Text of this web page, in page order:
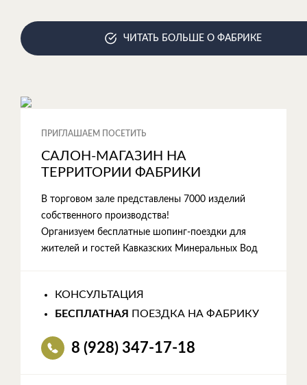
ЧИТАТЬ БОЛЬШЕ О ФАБРИКЕ
ПРИГЛАШАЕМ ПОСЕТИТЬ
САЛОН-МАГАЗИН НА
ТЕРРИТОРИИ ФАБРИКИ
В торговом зале представлены 7000 изделий
собственного производства!
Организуем бесплатные шопинг-поездки для
жителей и гостей Кавказских Минеральных Вод
КОНСУЛЬТАЦИЯ
БЕСПЛАТНАЯ
ПОЕЗДКА НА ФАБРИКУ
8 (928) 347-17-18